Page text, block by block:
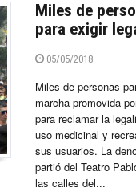
Miles de
para exigir
05/05/2018
Miles de personas
marcha promovida
para reclamar la
uso medicinal y
sus usuarios. La
partió del Teatro
las calles del...